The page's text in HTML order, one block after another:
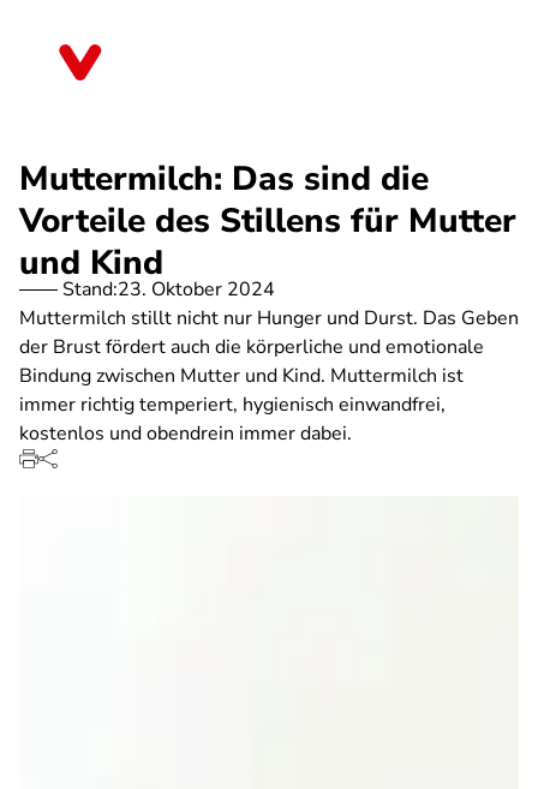
Muttermilch: Das sind die
Vorteile des Stillens für Mutter
und Kind
Stand:23. Oktober 2024
Muttermilch stillt nicht nur Hunger und Durst. Das Geben
der Brust fördert auch die körperliche und emotionale
Bindung zwischen Mutter und Kind. Muttermilch ist
immer richtig temperiert, hygienisch einwandfrei,
kostenlos und obendrein immer dabei.